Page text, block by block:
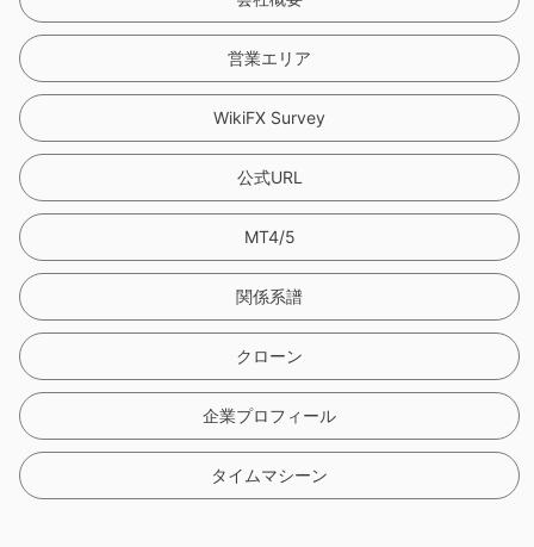
営業エリア
WikiFX Survey
公式URL
MT4/5
関係系譜
クローン
企業プロフィール
タイムマシーン